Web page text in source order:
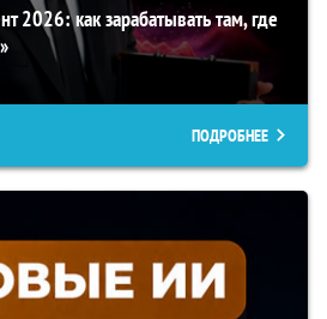
2026: как зарабатывать там, где
ПОДРОБНЕЕ